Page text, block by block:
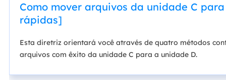
Como mover arquivos da unidade C
rápidas]
Esta diretriz orientará você através de quatro métodos
arquivos com êxito da unidade C para a unidade D.